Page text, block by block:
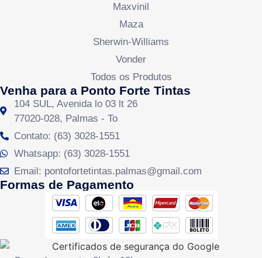
Maxvinil
Maza
Sherwin-Williams
Vonder
Todos os Produtos
Venha para a Ponto Forte Tintas
104 SUL, Avenida lo 03 lt 26
77020-028, Palmas - To
Contato: (63) 3028-1551
Whatsapp: (63) 3028-1551
Email: pontofortetintas.palmas@gmail.com
Formas de Pagamento